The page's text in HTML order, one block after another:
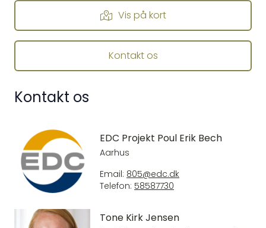
Vis på kort
Kontakt os
Kontakt os
EDC Projekt Poul Erik Bech
Aarhus
Email: 805@edc.dk
Telefon: 58587730
Tone Kirk Jensen